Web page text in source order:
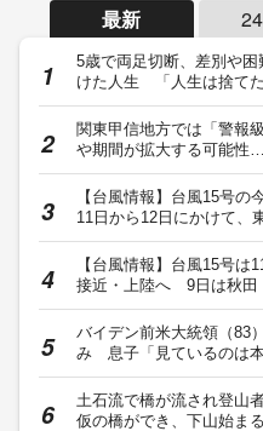
最新
5歳で両足切断、差別や
けた人生 「人生は捨て
関東甲信地方では「警報
や期間が拡大する可能性…
【台風情報】台風15号
11日から12日にかけて、
【台風情報】台風15号は
接近・上陸へ 9日は秋
バイデン前米大統領（83
み 息子「見ているのは
土石流で橋が流され登山
仮の橋ができ、下山始ま